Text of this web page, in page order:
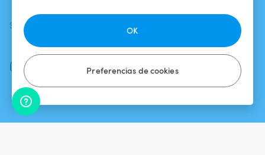
Preferencias de cookies
OK
SÍGUENOS
Facebook
Instagram